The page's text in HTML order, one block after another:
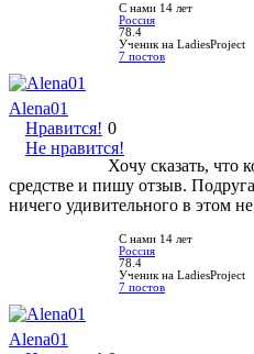
С нами 14 лет
Россия
78.4
Ученик на LadiesProject
7 постов
Alena01
Нравится!
Не нравится!
0
Хочу сказать, что
средстве и пишу отзыв.
ничего удивительного в этом
С нами 14 лет
Россия
78.4
Ученик на LadiesProject
7 постов
Alena01